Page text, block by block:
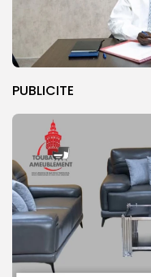
PUBLICITE